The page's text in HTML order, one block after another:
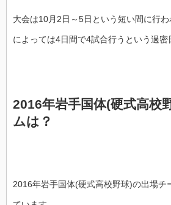
大会は10月2日～5日という短い間に行
によっては4日間で4試合行うという過密
2016年岩手国体(硬式高校
ムは？
2016年岩手国体(硬式高校野球)の出場チ